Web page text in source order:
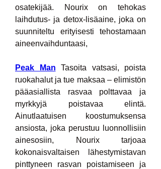
osatekijää. Nourix on tehokas
laihdutus- ja detox-lisäaine, joka on
suunniteltu erityisesti tehostamaan
aineenvaihduntaasi,
Peak Man Tasoita vatsasi, poista
ruokahalut ja tue maksaa – elimistön
pääasiallista rasvaa polttavaa ja
myrkkyjä poistavaa elintä.
Ainutlaatuisen koostumuksensa
ansiosta, joka perustuu luonnollisiin
ainesosiin, Nourix tarjoaa
kokonaisvaltaisen lähestymistavan
pinttyneen rasvan poistamiseen ja